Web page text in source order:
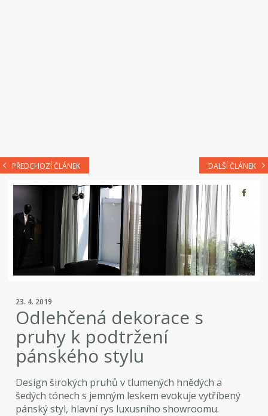
PŘEDCHOZÍ ČLÁNEK DALŠÍ ČLÁNEK
23. 4. 2019
Odlehčená dekorace s
pruhy k podtržení
pánského stylu
Design širokých pruhů v tlumených hnědých a
šedých tónech s jemným leskem evokuje vytříbený
pánský styl, hlavní rys luxusního showroomu.